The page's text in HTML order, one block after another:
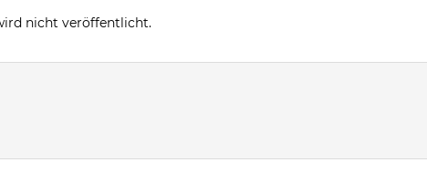
nicht veröffentlicht.